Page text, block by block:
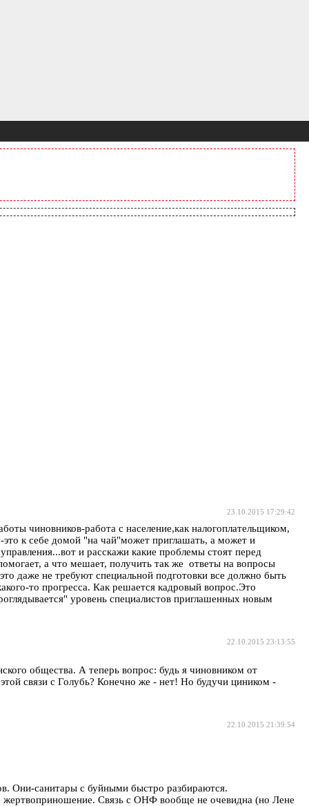
23.10.2015 17:29:42
чиновников-работа с население,как налогоплательщиком,
это к себе домой "на чай"может приглашать, а может и
и расскажи какие проблемы стоят перед
а что мешает, получить так же ответы на вопросы
даже не требуют специальной подготовки все должно быть
то прогресса. Как решается кадровый вопрос.Это
уровень специалистов приглашенных новым
22.10.2015 23:13:55
общества. А теперь вопрос: будь я чиновником от
связи с Голубь? Конечно же - нет! Но будучи циником -
22.10.2015 21:39:54
Они-санитары с буйными быстро разбираются.
Связь с ОНФ вообще не очевидна (но Лене